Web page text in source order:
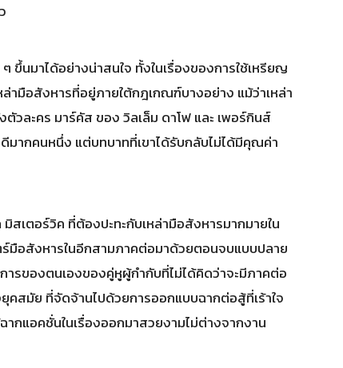
ขึ้นมาได้อย่างน่าสนใจ ทั้งในเรื่องของการใช้เหรียญ
ามือสังหารที่อยู่ภายใต้กฎเกณฑ์บางอย่าง แม้ว่าเหล่า
วละคร มาร์คัส ของ วิลเล็ม ดาโฟ และ เพอร์กินส์
มากคนหนึ่ง แต่บทบาทที่เขาได้รับกลับไม่ได้มีคุณค่า
เตอร์วิค ที่ต้องปะทะกับเหล่ามือสังหารมากมายใน
มือสังหารในอีกสามภาคต่อมาด้วยตอนจบแบบปลาย
รของตนเองของคู่หูผู้กำกับที่ไม่ได้คิดว่าจะมีภาคต่อ
สมัย ที่จัดจ้านไปด้วยการออกแบบฉากต่อสู้ที่เร้าใจ
กแอคชั่นในเรื่องออกมาสวยงามไม่ต่างจากงาน